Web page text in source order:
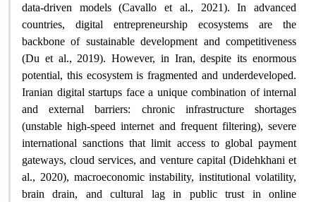
data-driven models (Cavallo et al., 2021). In advanced
countries, digital entrepreneurship ecosystems are the
backbone of sustainable development and competitiveness
(Du et al., 2019). However, in Iran, despite its enormous
potential, this ecosystem is fragmented and underdeveloped.
Iranian digital startups face a unique combination of internal
and external barriers: chronic infrastructure shortages
(unstable high-speed internet and frequent filtering), severe
international sanctions that limit access to global payment
gateways, cloud services, and venture capital (Didehkhani et
al., 2020), macroeconomic instability, institutional volatility,
brain drain, and cultural lag in public trust in online